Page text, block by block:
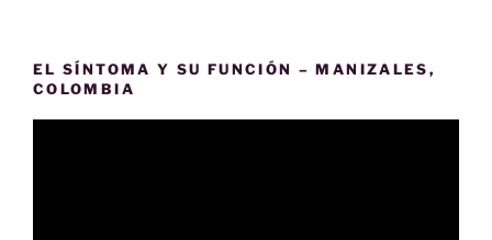
EL SÍNTOMA Y SU FUNCIÓN – MANIZALES,
COLOMBIA